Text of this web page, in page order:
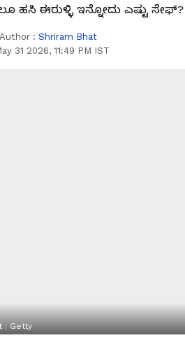
ಹಸಿ ಈರುಳ್ಳಿ ಇನ್ನೋದು ಎಷ್ಟು
Author : Shriram Bhat
31 2026, 11:49 PM IST
:Getty